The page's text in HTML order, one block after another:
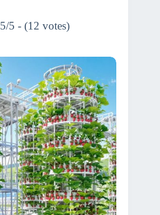
5/5 - (12 votes)